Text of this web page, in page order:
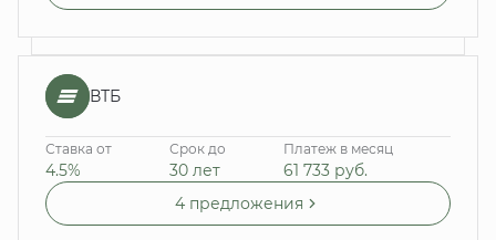
ВТБ
Ставка от
4.5%
Срок до
30 лет
Платеж в месяц
61 733 руб.
4 предложения